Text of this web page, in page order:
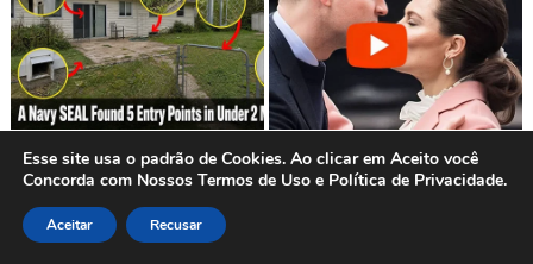
Esse site usa o padrão de Cookies. Ao clicar em Aceito você
Concorda com Nossos Termos de Uso e Política de Privacidade.
Aceitar Recusar